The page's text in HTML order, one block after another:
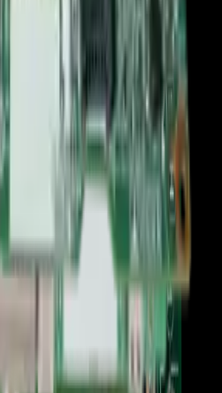
Hacé la primera.
_
Sé el primero en opinar.
repuestos de